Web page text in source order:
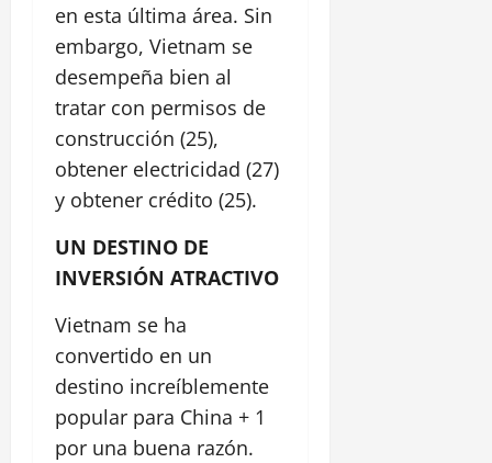
en esta última área. Sin
embargo, Vietnam se
desempeña bien al
tratar con permisos de
construcción (25),
obtener electricidad (27)
y obtener crédito (25).
UN DESTINO DE
INVERSIÓN ATRACTIVO
Vietnam se ha
convertido en un
destino increíblemente
popular para China + 1
por una buena razón.